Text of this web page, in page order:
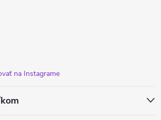
na Instagrame